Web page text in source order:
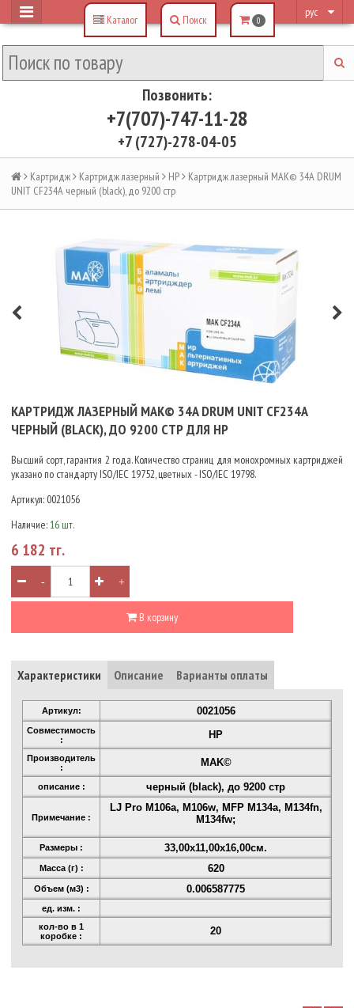
рус
Позвонить:
+7(707)-747-11-28
+7 (727)-278-04-05
Каталог Поиск 0
Картридж Картридж лазерный HP
Картридж лазерный MAK© 34A DRUM
UNIT CF234A черный (black), до 9200 стр
КАРТРИДЖ ЛАЗЕРНЫЙ MAK© 34A DRUM UNIT CF234A
ЧЕРНЫЙ (BLACK), ДО 9200 СТР ДЛЯ HP
Высший сорт, гарантия 2 года. Количество страниц для монохромных картриджей
указано по стандарту ISO/IEC 19752, цветных - ISO/IEC 19798.
Артикул: 0021056
Наличие: 16 шт.
6 182 тг.
- +
В корзину
Характеристики Описание Варианты оплаты
Артикул: 0021056
Совместимость
:
HP
Производитель
:
MAK©
описание : черный (black), до 9200 стр
Примечание :
LJ Pro M106a, M106w, MFP M134a, M134fn,
M134fw;
Размеры : 33,00x11,00x16,00см.
Масса (г) : 620
Объем (м3) : 0.006587775
ед. изм. :
кол-во в 1
коробке :
20